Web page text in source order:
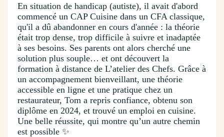
En situation de handicap (autiste), il avait d'abord
commencé un CAP Cuisine dans un CFA classique,
qu'il a dû abandonner en cours d'année : la théorie
était trop dense, trop difficile à suivre et inadaptée
à ses besoins. Ses parents ont alors cherché une
solution plus souple… et ont découvert la
formation à distance de L’atelier des Chefs. Grâce à
un accompagnement bienveillant, une théorie
accessible en ligne et une pratique chez un
restaurateur, Tom a repris confiance, obtenu son
diplôme en 2024, et trouvé un emploi en cuisine.
Une belle réussite, qui montre qu’un autre chemin
est possible ✨